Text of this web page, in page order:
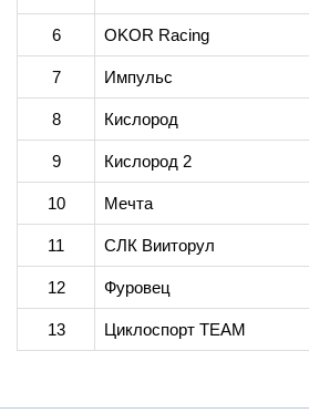
6 OKOR Racing
7 Импульс
8 Кислород
9 Кислород 2
10 Мечта
11 СЛК Вииторул
12 Фуровец
13 Циклоспорт TEAM